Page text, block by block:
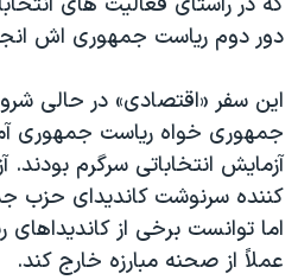
سفر پرزیدنت ترامپ به چین
دور دوم ریاست جمهوری اش
این سفر «اقتصادی» در حالی
جمهوری خواه ریاست جمهوری
آزمایش انتخاباتی سرگرم
کننده سرنوشت کاندیدای حزب
اما توانست برخی از
عملاً از صحنه مبارزه خارج کند.